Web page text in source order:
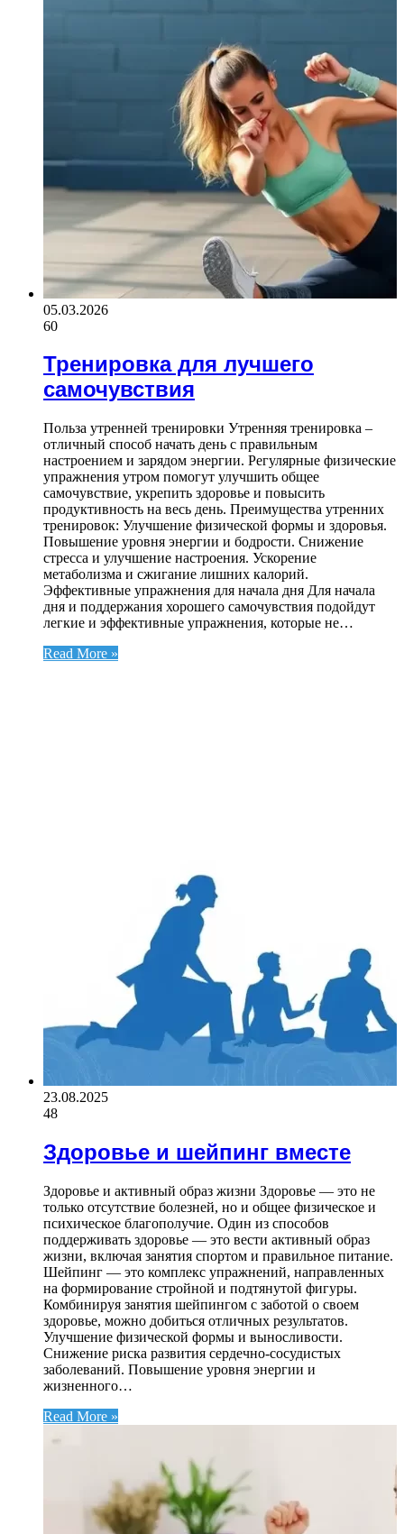
05.03.2026
60
Тренировка для лучшего
самочувствия
Польза утренней тренировки Утренняя тренировка –
отличный способ начать день с правильным
настроением и зарядом энергии. Регулярные физические
упражнения утром помогут улучшить общее
самочувствие, укрепить здоровье и повысить
продуктивность на весь день. Преимущества утренних
тренировок: Улучшение физической формы и здоровья.
Повышение уровня энергии и бодрости. Снижение
стресса и улучшение настроения. Ускорение
метаболизма и сжигание лишних калорий.
Эффективные упражнения для начала дня Для начала
дня и поддержания хорошего самочувствия подойдут
легкие и эффективные упражнения, которые не…
Read More »
23.08.2025
48
Здоровье и шейпинг вместе
Здоровье и активный образ жизни Здоровье — это не
только отсутствие болезней, но и общее физическое и
психическое благополучие. Один из способов
поддерживать здоровье — это вести активный образ
жизни, включая занятия спортом и правильное питание.
Шейпинг — это комплекс упражнений, направленных
на формирование стройной и подтянутой фигуры.
Комбинируя занятия шейпингом с заботой о своем
здоровье, можно добиться отличных результатов.
Улучшение физической формы и выносливости.
Снижение риска развития сердечно-сосудистых
заболеваний. Повышение уровня энергии и
жизненного…
Read More »